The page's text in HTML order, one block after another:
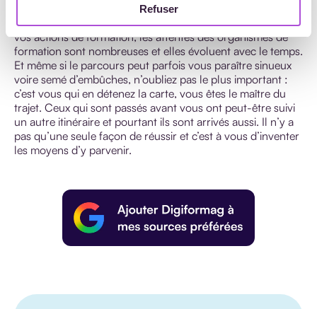
Refuser
Je vous conseille pour finir, de toujours garder de la
hauteur et de ne pas vous embourber dans le quotidien de
vos actions de formation, les attentes des organismes de
formation sont nombreuses et elles évoluent avec le temps.
Et même si le parcours peut parfois vous paraître sinueux
voire semé d’embûches, n’oubliez pas le plus important :
c’est vous qui en détenez la carte, vous êtes le maître du
trajet. Ceux qui sont passés avant vous ont peut-être suivi
un autre itinéraire et pourtant ils sont arrivés aussi. Il n’y a
pas qu’une seule façon de réussir et c’est à vous d’inventer
les moyens d’y parvenir.